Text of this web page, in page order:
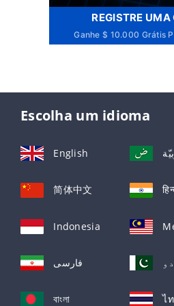
REGISTRE UMA
Ganhe $ 10.000 Grátis
Escolha um idioma
English
简体中文
Indonesia
فارسی
বাংলা ไ